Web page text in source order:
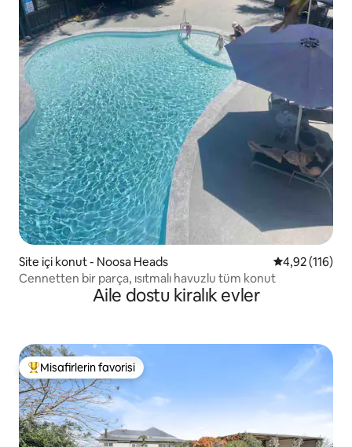
Site içi konut - Noosa Heads 5 üzerinden
4,92 (116)
Cennetten bir parça, ısıtmalı havuzlu tüm konut
Aile dostu kiralık evler
Misafirlerin favorilerinden en beğenilenler arasında
Misafirlerin favorisi